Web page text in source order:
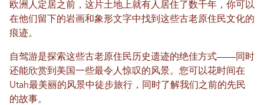
欧洲人定居之前，这片土地上就有人居住了数千年，你可以
在他们留下的岩画和象形文字中找到这些古老原住民文化的
痕迹。
自驾游是探索这些古老原住民历史遗迹的绝佳方式——同时
还能欣赏到美国一些最令人惊叹的风景。您可以花时间在
Utah最美丽的风景中徒步旅行，同时了解我们之前的先民
的故事。